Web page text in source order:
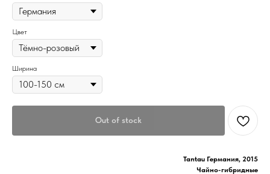
Цвет
Ширина
Out of stock
Tantau Германия, 2015
Чайно-гибридные